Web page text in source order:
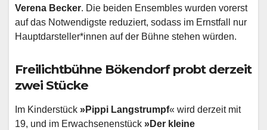
Verena Becker. Die beiden Ensembles wurden vorerst
auf das Notwendigste reduziert, sodass im Ernstfall nur
Hauptdarsteller*innen auf der Bühne stehen würden.
Freilichtbühne Bökendorf probt derzeit
zwei Stücke
Im Kinderstück »Pippi Langstrumpf« wird derzeit mit
19, und im Erwachsenenstück »Der kleine